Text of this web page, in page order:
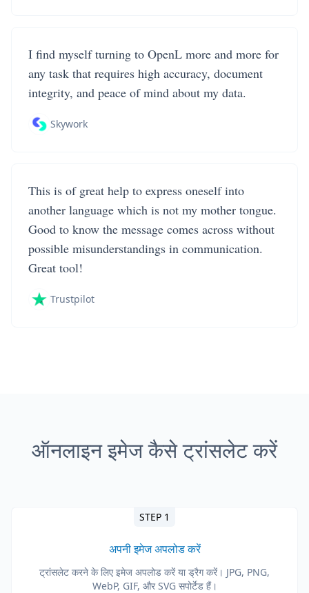
I find myself turning to OpenL more and more for
any task that requires high accuracy, document
integrity, and peace of mind about my data.
Skywork
This is of great help to express oneself into
another language which is not my mother tongue.
Good to know the message comes across without
possible misunderstandings in communication.
Great tool!
Trustpilot
ऑनलाइन इमेज कैसे ट्रांसलेट करें
STEP 1
अपनी इमेज अपलोड करें
ट्रांसलेट करने के लिए इमेज अपलोड करें या ड्रैग करें। JPG, PNG,
WebP, GIF, और SVG सपोर्टेड हैं।